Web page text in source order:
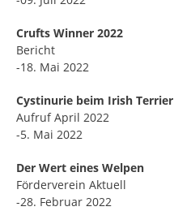
Crufts Winner 2022
Bericht
-18. Mai 2022
Cystinurie beim Irish Terrier
Aufruf April 2022
-5. Mai 2022
Der Wert eines Welpen
Förderverein Aktuell
-28. Februar 2022